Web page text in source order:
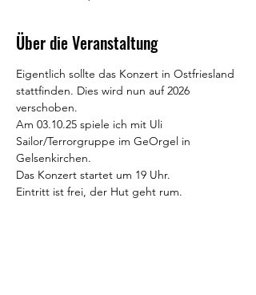
Über die Veranstaltung
Eigentlich sollte das Konzert in Ostfriesland
stattfinden. Dies wird nun auf 2026
verschoben.
Am 03.10.25 spiele ich mit Uli
Sailor/Terrorgruppe im GeOrgel in
Gelsenkirchen.
Das Konzert startet um 19 Uhr.
Eintritt ist frei, der Hut geht rum.